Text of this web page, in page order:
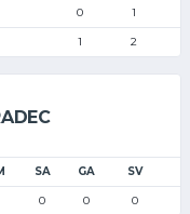
0 1
1 2
SA GA SV
0 0 0